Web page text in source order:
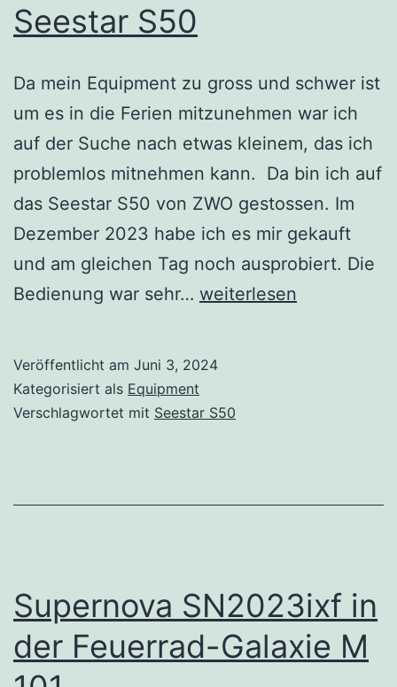
Seestar S50
Da mein Equipment zu gross und schwer ist
um es in die Ferien mitzunehmen war ich
auf der Suche nach etwas kleinem, das ich
problemlos mitnehmen kann. Da bin ich auf
das Seestar S50 von ZWO gestossen. Im
Dezember 2023 habe ich es mir gekauft
und am gleichen Tag noch ausprobiert. Die
Bedienung war sehr… Seestar
weiterlesen
Veröffentlicht am Juni 3, 2024
Kategorisiert als Equipment
Verschlagwortet mit Seestar S50
Supernova SN2023ixf in
der Feuerrad-Galaxie M